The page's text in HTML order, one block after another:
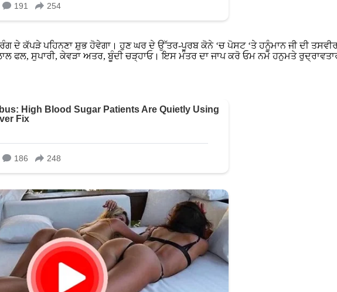
ਦੇ ਕੱਪੜੇ ਪਹਿਨਣਾ ਸ਼ੁਭ ਹੋਵੇਗਾ। ਹੁਣ ਘਰ ਦੇ ਉੱਤਰ-ਪੂਰਬ ਕੋਨੇ ‘ਚ ਪੋਸਟ ‘ਤੇ ਹਨੂੰਮਾਨ ਜੀ ਦੀ
ਫਲ, ਸੁਪਾਰੀ, ਕੇਵੜਾ ਅਤਰ, ਬੂੰਦੀ ਚੜ੍ਹਾਓ। ਇਸ ਮੰਤਰ ਦਾ ਜਾਪ ਕਰੋ ਓਮ ਨਮੋ ਹਨੁਮਤੇ